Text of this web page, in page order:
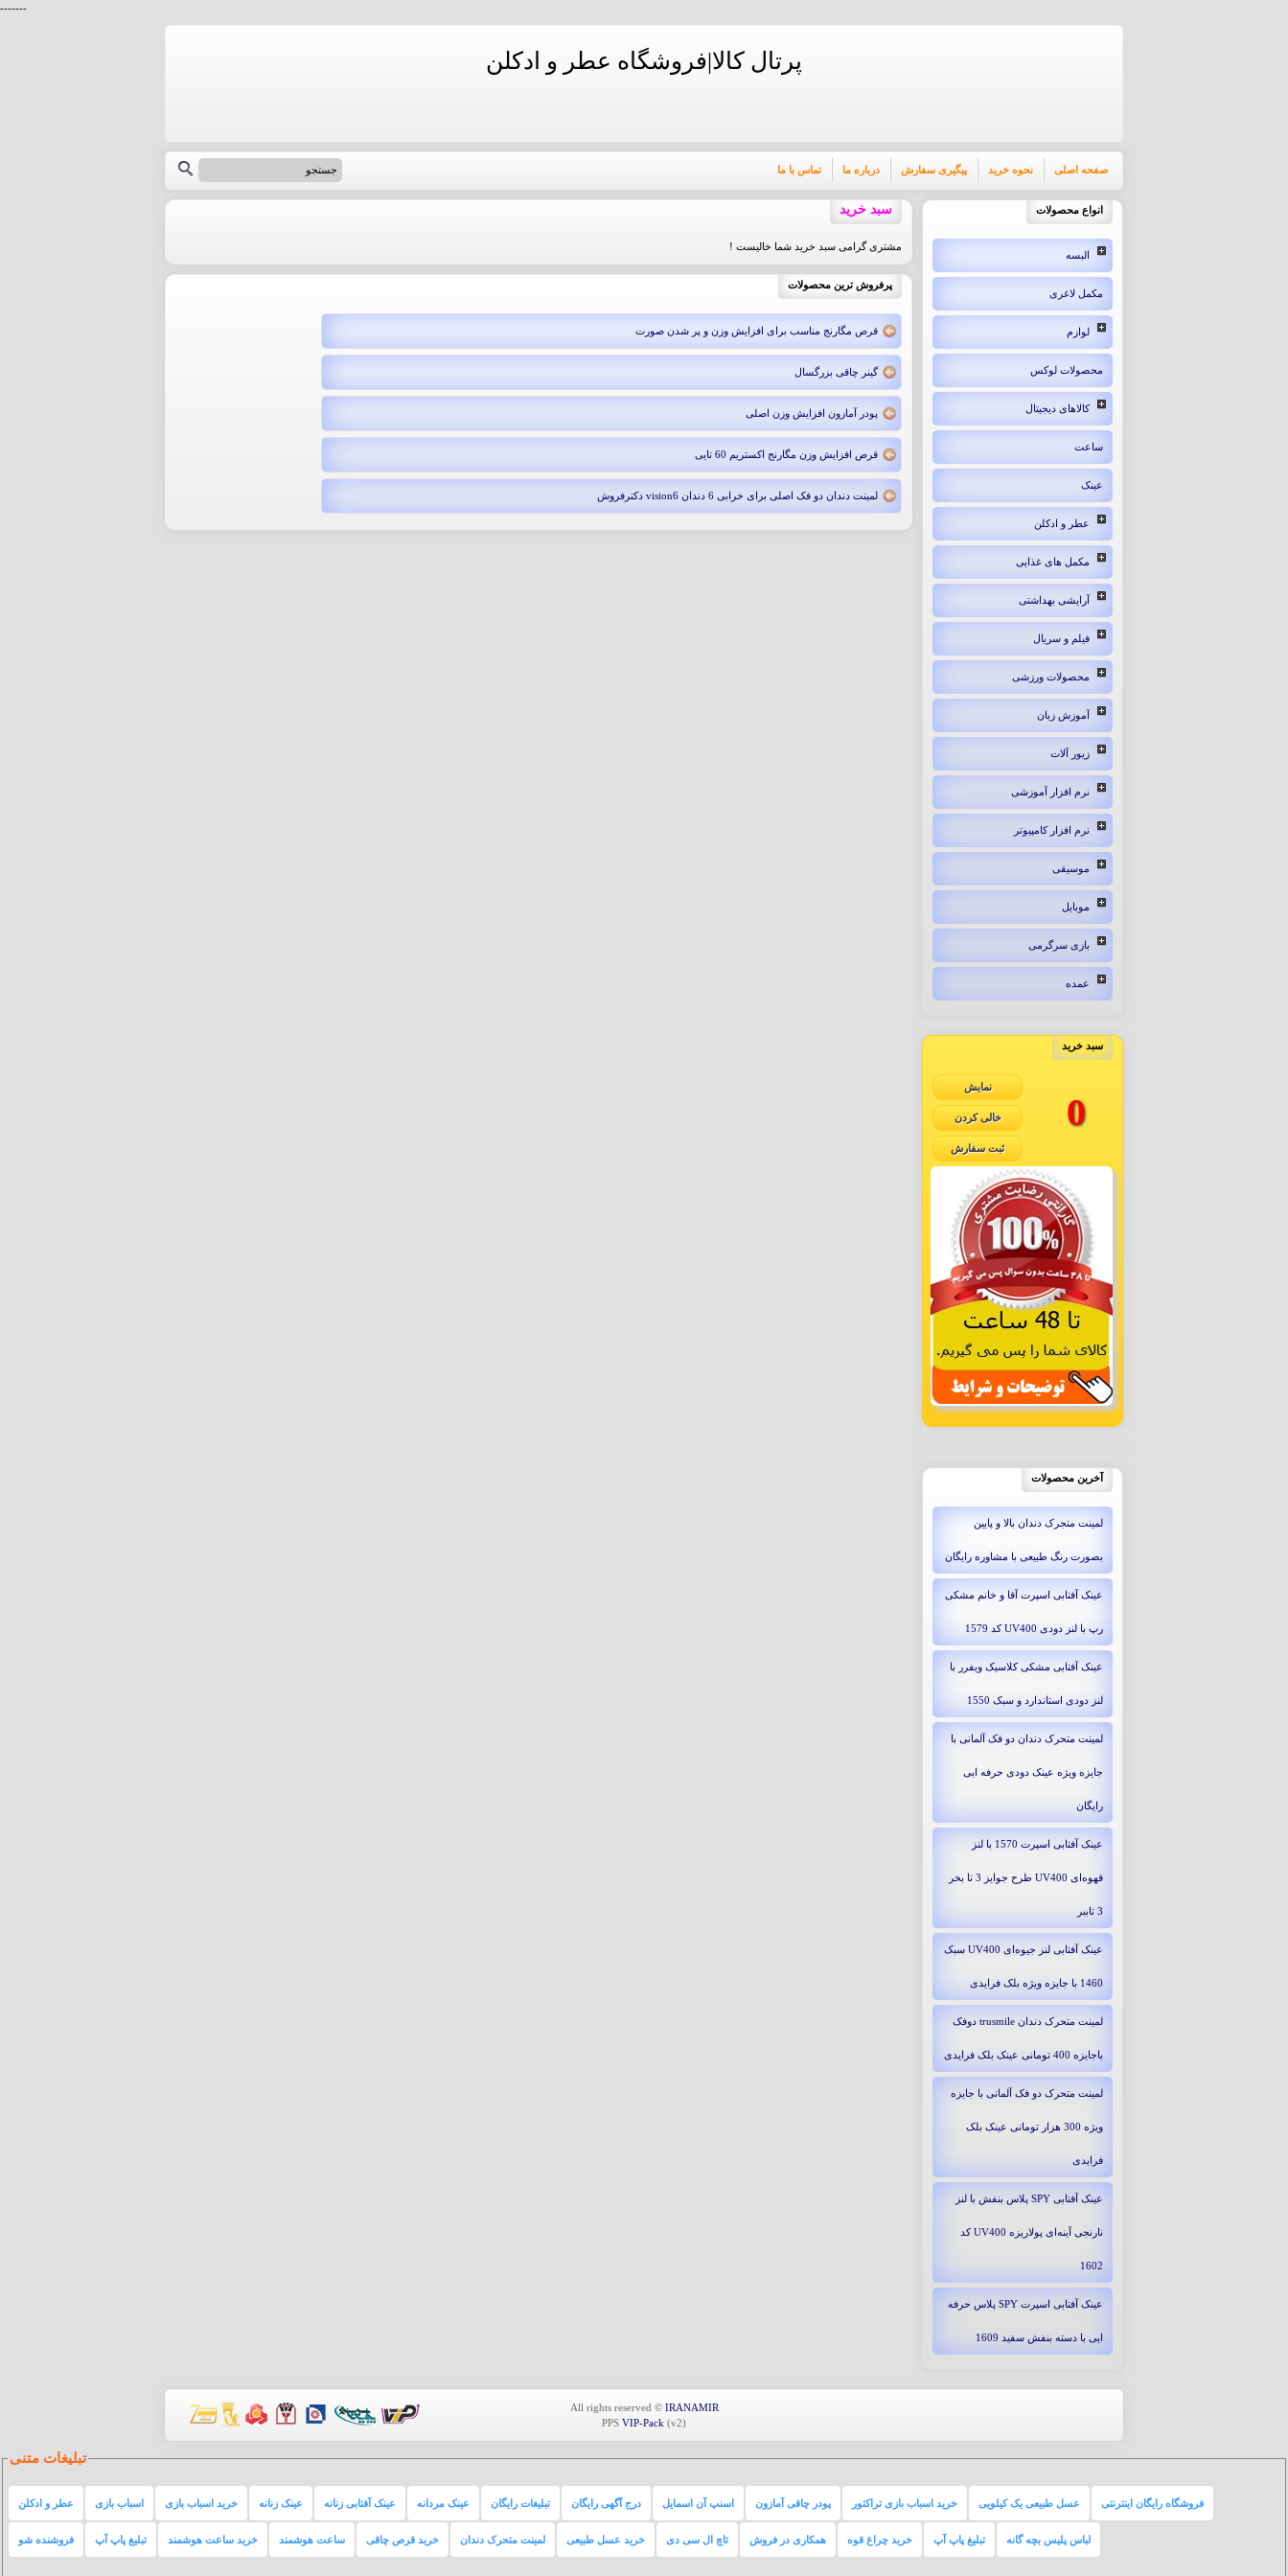
-------
پرتال کالا|فروشگاه عطر و ادکلن
صفحه اصلی نحوه خرید پیگیری سفارش درباره ما تماس با ما
انواع محصولات
البسه
مکمل لاغری
لوازم
محصولات لوکس
کالاهای دیجیتال
ساعت
عینک
عطر و ادکلن
مکمل های غذایی
آرایشی بهداشتی
فیلم و سریال
محصولات ورزشی
آموزش زبان
زیور آلات
نرم افزار آموزشی
نرم افزار کامپیوتر
موسیقی
موبایل
بازی سرگرمی
عمده
سبد خرید
0
نمایش
خالی کردن
ثبت سفارش
آخرین محصولات
لمینت متجرک دندان بالا و پایین
بصورت رنگ طبیعی با مشاوره رایگان
عینک آفتابی اسپرت آقا و خانم مشکی
رپ با لنز دودی UV400 کد 1579
عینک آفتابی مشکی کلاسیک ویفرر با
لنز دودی استاندارد و سبک 1550
لمینت متحرک دندان دو فک آلمانی با
جایزه ویژه عینک دودی حرفه ایی
رایگان
عینک آفتابی اسپرت 1570 با لنز
قهوه‌ای UV400 طرح جوایز 3 تا بخر
3 تاببر
عینک آفتابی لنز جیوه‌ای UV400 سبک
1460 با جایزه ویژه بلک فرایدی
لمینت متحرک دندان trusmile دوفک
باجایزه 400 تومانی عینک بلک فرایدی
لمینت متحرک دو فک آلمانی با جایزه
ویژه 300 هزار تومانی عینک بلک
فرایدی
عینک آفتابی SPY پلاس بنفش با لنز
نارنجی آینه‌ای پولاریزه UV400 کد
1602
عینک آفتابی اسپرت SPY پلاس حرفه
ایی با دسته بنفش سفید 1609
سبد خرید
مشتری گرامی سبد خرید شما خالیست !
پرفروش ترین محصولات
قرص مگارنج مناسب برای افزایش وزن و پر شدن صورت
گینر چاقی بزرگسال
پودر آمازون افزایش وزن اصلی
قرص افزایش وزن مگارنج اکستریم 60 تایی
لمینت دندان دو فک اصلی برای خرابی 6 دندان vision6 دکترفروش
All rights reserved © IRANAMIR
PPS VIP-Pack (v2)
تبلیغات متنی
عطر و ادکلن اسباب بازی خرید اسباب بازی عینک زنانه عینک آفتابی زنانه عینک مردانه تبلیغات رایگان درج آگهی رایگان اسنپ آن اسمایل پودر چاقی آمازون خرید اسباب بازی تراکتور عسل طبیعی یک کیلویی فروشگاه رایگان اینترنتی
فروشنده شو تبلیغ پاپ آپ خرید ساعت هوشمند ساعت هوشمند خرید قرص چاقی لمینت متحرک دندان خرید عسل طبیعی تاچ ال سی دی همکاری در فروش خرید چراغ قوه تبلیغ پاپ آپ لباس پلیس بچه گانه